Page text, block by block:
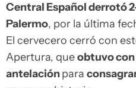
Central Español derrotó
Palermo, por la última
El cervecero cerró con
Apertura, queobtuvo con
antelaciónpara